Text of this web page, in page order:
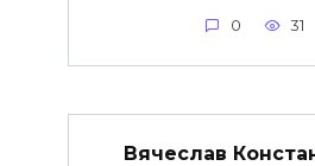
0 31
Вячеслав